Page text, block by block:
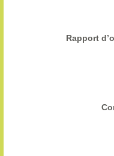
Rapport